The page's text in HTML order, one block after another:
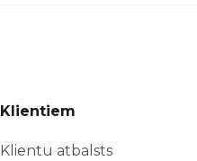
Klientiem
Klientu atbalsts